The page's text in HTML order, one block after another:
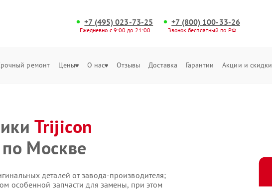
+7 (495) 023-73-25
Ежедневно с 9:00 до 21:00
+7 (800) 100-33-26
Звонок бесплатный по РФ
ремонт Цены О нас Отзывы Доставка Гарантии Акции и скидки
Trijicon
Москве
деталей от завода-производителя;
особенной запчасти для замены, при этом